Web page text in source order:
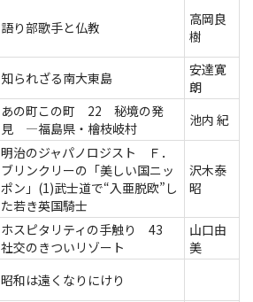
語り部歌手と仏教
高岡良
樹
知られざる南大東島
安達寛
朗
あの町この町 22 秘境の発
見 ―福島県・檜枝岐村
池内 紀
明治のジャパノロジスト Ｆ．
ブリンクリーの「美しい国ニッ
ポン」(1)武士道で“入亜脱欧”し
た若き英国騎士
沢木泰
昭
ホスピタリティの手触り 43
社交のきついリゾート
山口由
美
昭和は遠くなりにけり